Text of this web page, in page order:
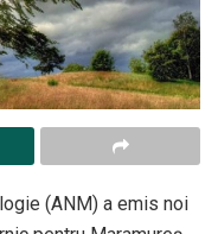
(ANM) a emis noi